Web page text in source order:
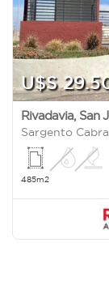
U$S
Rivadavia, San
Sargento
485m2